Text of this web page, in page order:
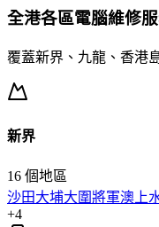
全港各區電腦維修
覆蓋新界、九龍、香港
新界
16 個地區
沙田大埔大圍將軍澳上
+4